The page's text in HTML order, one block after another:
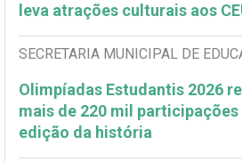
leva atrações culturais aos
SECRETARIA MUNICIPAL DE
Olimpíadas Estudantis 2026
mais de 220 mil
edição da história